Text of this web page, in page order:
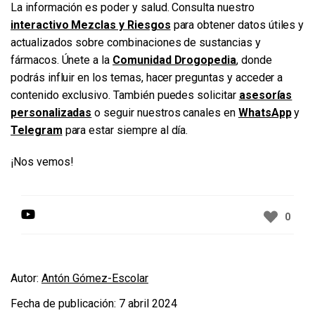
La información es poder y salud. Consulta nuestro
interactivo Mezclas y Riesgos para obtener datos útiles y
actualizados sobre combinaciones de sustancias y
fármacos. Únete a la Comunidad Drogopedia, donde
podrás influir en los temas, hacer preguntas y acceder a
contenido exclusivo. También puedes solicitar asesorías
personalizadas o seguir nuestros canales en WhatsAppy
Telegram para estar siempre al día.
¡Nos vemos!
0
Autor: Antón Gómez-Escolar
Fecha de publicación: 7 abril 2024